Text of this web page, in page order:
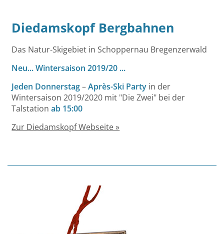
Diedamskopf Bergbahnen
Das Natur-Skigebiet in Schoppernau Bregenzerwald
Neu... Wintersaison 2019/20 ...
Jeden Donnerstag–Après-Ski Party in der
Wintersaison 2019/2020 mit "Die Zwei" bei der
Talstationab 15:00
Zur Diedamskopf Webseite »